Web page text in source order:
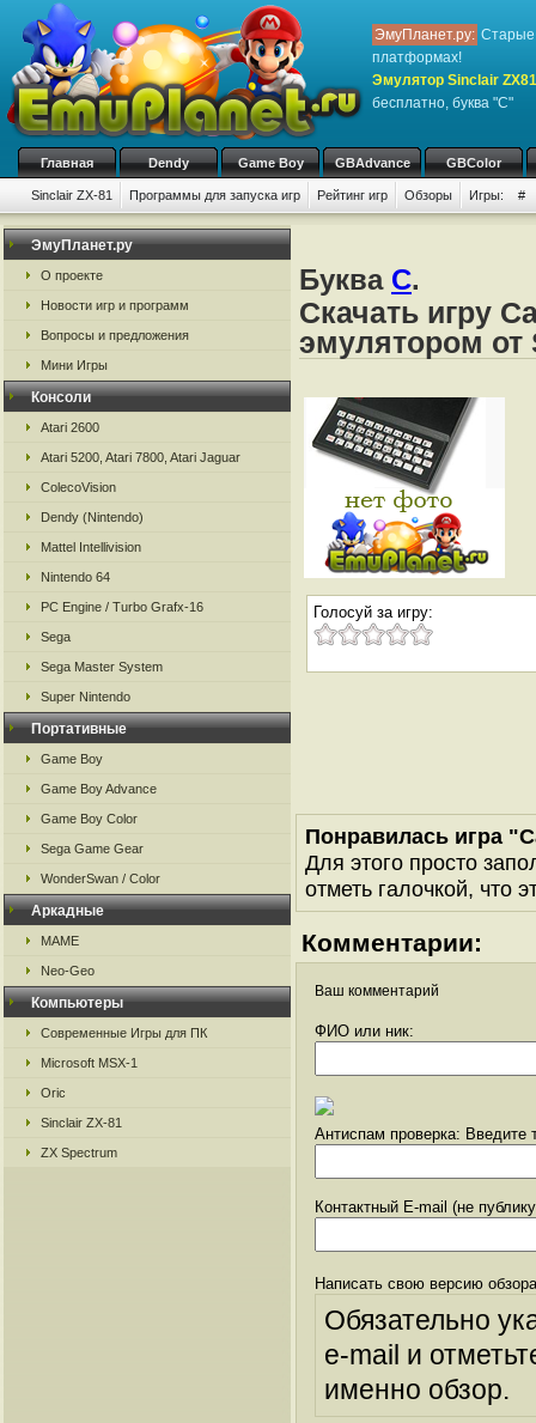
ЭмуПланет.ру: Старые
платформах!
Эмулятор Sinclair ZX81
бесплатно, буква "C"
Главная Dendy Game Boy GBAdvance GBColor
Sinclair ZX-81 Программы для запуска игр Рейтинг игр Обзоры Игры: #
ЭмуПланет.ру
О проекте
Новости игр и программ
Вопросы и предложения
Мини Игры
Консоли
Atari 2600
Atari 5200, Atari 7800, Atari Jaguar
ColecoVision
Dendy (Nintendo)
Mattel Intellivision
Nintendo 64
PC Engine / Turbo Grafx-16
Sega
Sega Master System
Super Nintendo
Портативные
Game Boy
Game Boy Advance
Game Boy Color
Sega Game Gear
WonderSwan / Color
Аркадные
MAME
Neo-Geo
Компьютеры
Современные Игры для ПК
Microsoft MSX-1
Oric
Sinclair ZX-81
ZX Spectrum
Буква C.
Скачать игру
эмулятором от
Голосуй за игру:
Понравилась игра
Для этого просто
отметь галочкой, что
Комментарии:
Ваш комментарий
ФИО или ник:
Антиспам проверка: Введите
Контактный E-mail (не
Написать свою версию
Обязательно
e-mail и
именно обзор.